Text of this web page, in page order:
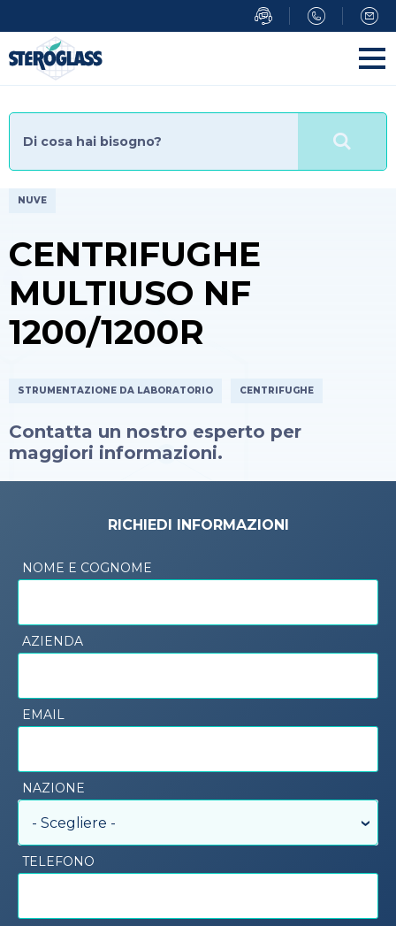
al
contenuto
principale
NUVE
CENTRIFUGHE
MULTIUSO NF
1200/1200R
STRUMENTAZIONE DA LABORATORIO CENTRIFUGHE
Contatta un nostro esperto per
maggiori informazioni.
RICHIEDI INFORMAZIONI
NOME E COGNOME
AZIENDA
EMAIL
NAZIONE
- Scegliere -
TELEFONO